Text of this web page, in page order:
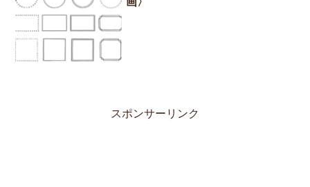
スポンサーリンク